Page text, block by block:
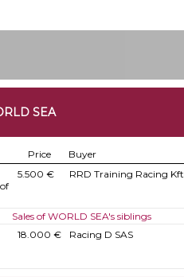
SEA
Price Buyer
5.500 € RRD Training Racing Kft
Sales of WORLD SEA's siblings
18.000 € Racing D SAS